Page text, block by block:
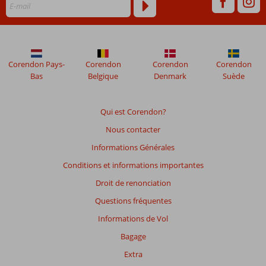
sont
affichés
afin
de
Qui est Corendon?
Nous contacter
Informations Générales
Conditions et informations importantes
Droit de renonciation
Questions fréquentes
Informations de Vol
Bagage
Extra
Corendon Pays-
Bas
Corendon
Belgique
Corendon
Denmark
Corendon
Suède